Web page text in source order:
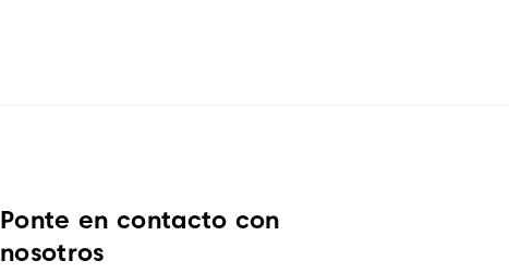
Ponte en contacto con
nosotros